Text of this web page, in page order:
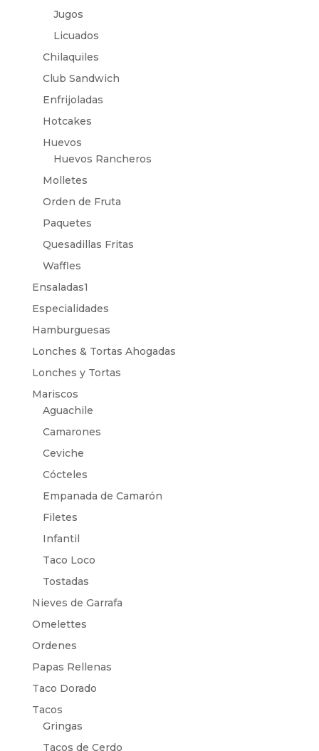
Jugos
Licuados
Chilaquiles
Club Sandwich
Enfrijoladas
Hotcakes
Huevos
Huevos Rancheros
Molletes
Orden de Fruta
Paquetes
Quesadillas Fritas
Waffles
Ensaladas1
Especialidades
Hamburguesas
Lonches & Tortas Ahogadas
Lonches y Tortas
Mariscos
Aguachile
Camarones
Ceviche
Cócteles
Empanada de Camarón
Filetes
Infantil
Taco Loco
Tostadas
Nieves de Garrafa
Omelettes
Ordenes
Papas Rellenas
Taco Dorado
Tacos
Gringas
Tacos de Cerdo